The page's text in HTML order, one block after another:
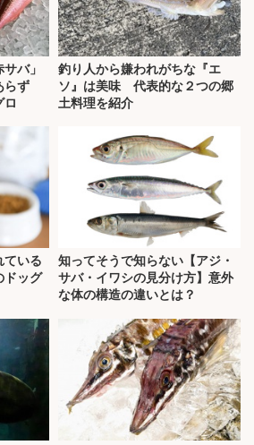
バ」
らず
ロ
釣り人から嫌われがちな『エ
ソ』は美味 代表的な２つの郷
土料理を紹介
ている
ドッグ
知ってそうで知らない【アジ・
サバ・イワシの見分け方】意外
な体の構造の違いとは？